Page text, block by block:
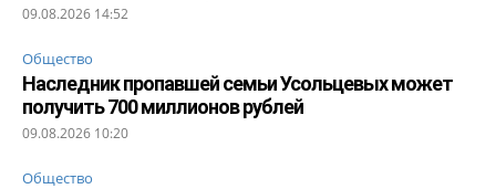
09.08.2026 14:52
Общество
Наследник пропавшей семьи Усольцевых может
получить 700 миллионов рублей
09.08.2026 10:20
Общество